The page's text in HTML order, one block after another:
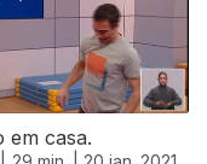
em casa.